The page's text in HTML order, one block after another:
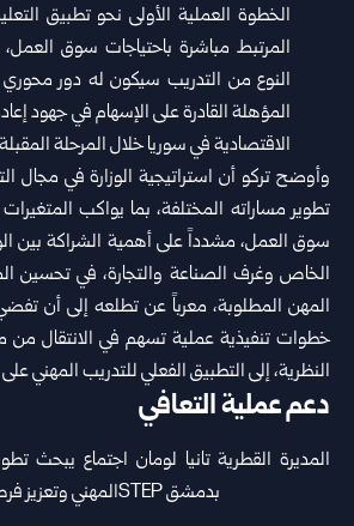
الخطوة العملية الأولى نحو ‏تطبيق
المرتبط مباشرة باحتياجات سوق العمل،
النوع من التدريب سيكون له دور محوري
المؤهلة القادرة على الإسهام في جهود
الاقتصادية في سوريا خلال المرحلة
وأوضح تركو أن استراتيجية الوزارة في مجال
تطوير مساراته المختلفة، بما يواكب
سوق العمل، مشدداً على أهمية الشراكة بين
الخاص وغرف الصناعة والتجارة، في تحسين
المهن المطلوبة، معرباً عن تطلعه إلى أن
خطوات تنفيذية عملية تسهم في ‏الانتقال من
النظرية، إلى التطبيق الفعلي للتدريب المهني
دعم عملية التعافي